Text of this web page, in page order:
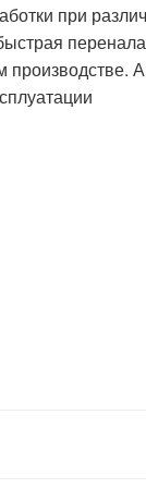
при